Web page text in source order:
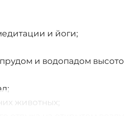
и йоги;
и водопадом
животных;